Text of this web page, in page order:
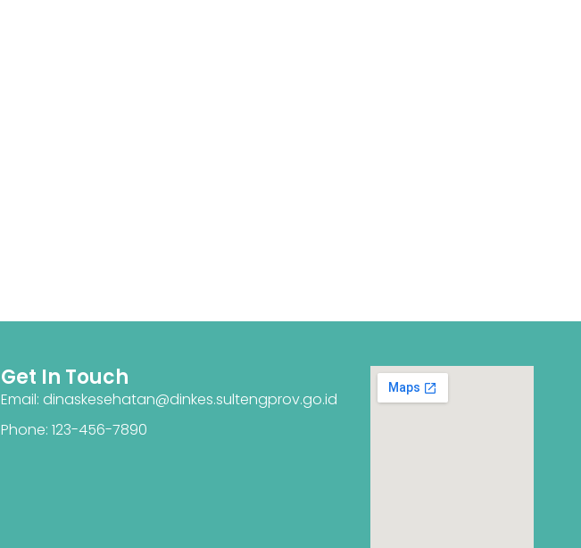
Get In Touch
Email: dinaskesehatan@dinkes.sultengprov.go.id
Phone: 123-456-7890